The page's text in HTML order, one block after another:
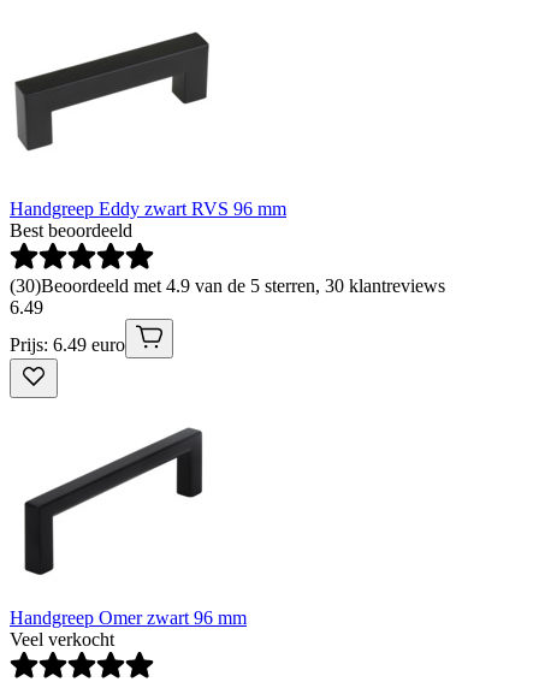
Handgreep Eddy zwart RVS 96 mm
Best beoordeeld
(30)Beoordeeld met 4.9 van de 5 sterren, 30 klantreviews
6.49
Prijs: 6.49 euro
Handgreep Omer zwart 96 mm
Veel verkocht